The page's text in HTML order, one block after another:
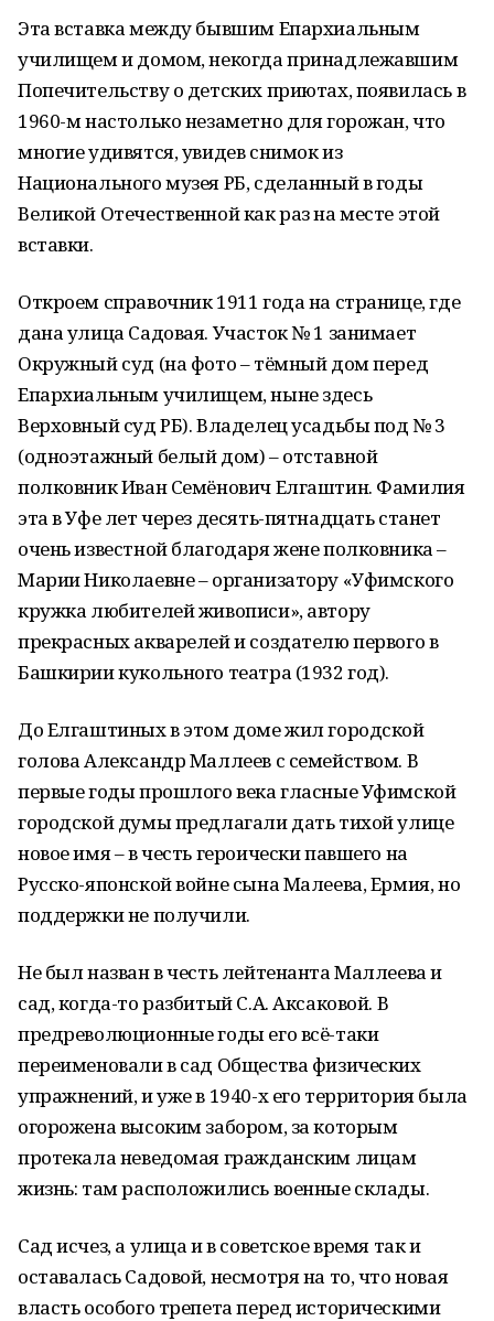
Эта вставка между бывшим Епархиальным
училищем и домом, некогда принадлежавшим
Попечительству о детских приютах, появилась в
1960-м настолько незаметно для горожан, что
многие удивятся, увидев снимок из
Национального музея РБ, сделанный в годы
Великой Отечественной как раз на месте этой
вставки.
Откроем справочник 1911 года на странице, где
дана улица Садовая. Участок № 1 занимает
Окружный суд (на фото – тёмный дом перед
Епархиальным училищем, ныне здесь
Верховный суд РБ). Владелец усадьбы под № 3
(одноэтажный белый дом) – отставной
полковник Иван Семёнович Елгаштин. Фамилия
эта в Уфе лет через десять-пятнадцать станет
очень известной благодаря жене полковника –
Марии Николаевне – организатору «Уфимского
кружка любителей живописи», автору
прекрасных акварелей и создателю первого в
Башкирии кукольного театра (1932 год).
До Елгаштиных в этом доме жил городской
голова Александр Маллеев с семейством. В
первые годы прошлого века гласные Уфимской
городской думы предлагали дать тихой улице
новое имя – в честь героически павшего на
Русско-японской войне сына Малеева, Ермия, но
поддержки не получили.
Не был назван в честь лейтенанта Маллеева и
сад, когда-то разбитый С.А. Аксаковой. В
предреволюционные годы его всё-таки
переименовали в сад Общества физических
упражнений, и уже в 1940-х его территория была
огорожена высоким забором, за которым
протекала неведомая гражданским лицам
жизнь: там расположились военные склады.
Сад исчез, а улица и в советское время так и
оставалась Садовой, несмотря на то, что новая
власть особого трепета перед историческими